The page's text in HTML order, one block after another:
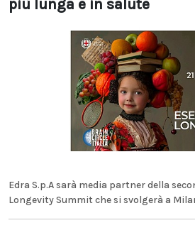
più lunga e in salute
Edra S.p.A sarà media partner della
Longevity Summit che si svolgerà a